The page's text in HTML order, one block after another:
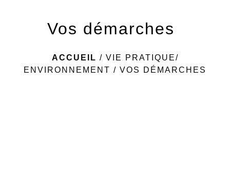
Vos démarches
ACCUEIL / VIE PRATIQUE/
ENVIRONNEMENT / VOS DÉMARCHES